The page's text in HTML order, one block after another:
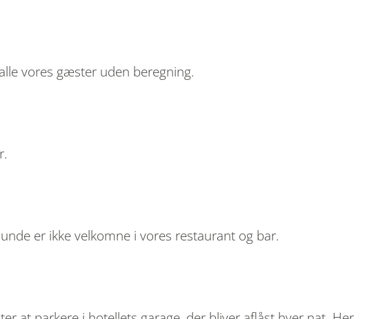
vores gæster uden beregning.
er ikke velkomne i vores restaurant og bar.